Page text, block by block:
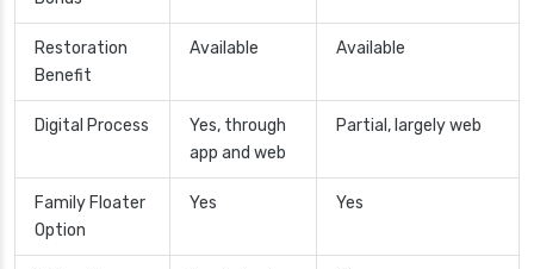
Restoration
Benefit
Available Available
Digital Process
Yes, through
app and web
Partial, largely web
Family Floater
Option
Yes Yes